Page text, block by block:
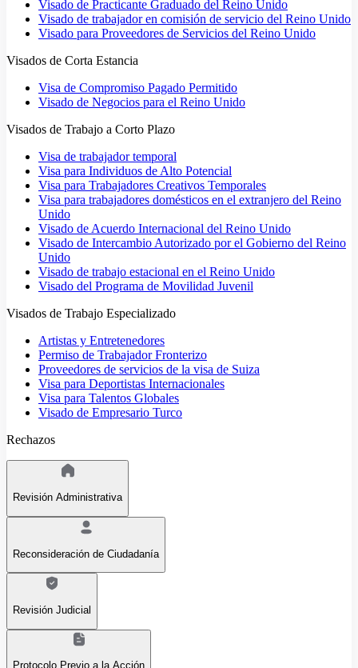
Visado de Practicante Graduado del Reino Unido
Visado de trabajador en comisión de servicio del Reino Unido
Visado para Proveedores de Servicios del Reino Unido
Visados de Corta Estancia
Visa de Compromiso Pagado Permitido
Visado de Negocios para el Reino Unido
Visados de Trabajo a Corto Plazo
Visa de trabajador temporal
Visa para Individuos de Alto Potencial
Visa para Trabajadores Creativos Temporales
Visa para trabajadores domésticos en el extranjero del Reino
Unido
Visado de Acuerdo Internacional del Reino Unido
Visado de Intercambio Autorizado por el Gobierno del Reino
Unido
Visado de trabajo estacional en el Reino Unido
Visado del Programa de Movilidad Juvenil
Visados de Trabajo Especializado
Artistas y Entretenedores
Permiso de Trabajador Fronterizo
Proveedores de servicios de la visa de Suiza
Visa para Deportistas Internacionales
Visa para Talentos Globales
Visado de Empresario Turco
Rechazos
Revisión Administrativa
Reconsideración de Ciudadanía
Revisión Judicial
Protocolo Previo a la Acción